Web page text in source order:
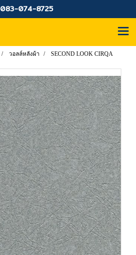
083-074-8725
วอลล์หลังผ้า SECOND LOOK CIRQA